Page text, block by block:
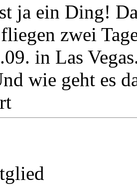
ja ein Ding!
zwei
in Las
wie geht es